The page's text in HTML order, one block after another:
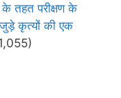
तहत परीक्षण के
जुड़े कृत्यों की एक